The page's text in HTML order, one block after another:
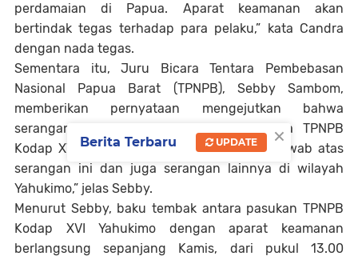
perdamaian di Papua. Aparat keamanan akan
bertindak tegas terhadap para pelaku,” kata Candra
dengan nada tegas.
Sementara itu, Juru Bicara Tentara Pembebasan
Nasional Papua Barat (TPNPB), Sebby Sambom,
memberikan pernyataan mengejutkan bahwa
serangan tersebut diinisiasi oleh Panglima TPNPB
Kodap XVI Yahukimo. “Kami bertanggung jawab atas
serangan ini dan juga serangan lainnya di wilayah
Yahukimo,” jelas Sebby.
Menurut Sebby, baku tembak antara pasukan TPNPB
Kodap XVI Yahukimo dengan aparat keamanan
berlangsung sepanjang Kamis, dari pukul 13.00
×
Berita Terbaru UPDATE